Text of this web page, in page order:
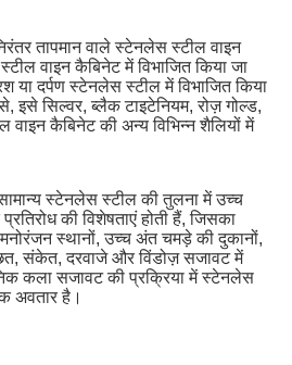
तापमान वाले स्टेनलेस स्टील वाइन
वाइन कैबिनेट में विभाजित किया जा
या दर्पण स्टेनलेस स्टील में विभाजित किया
इसे सिल्वर, ब्लैक टाइटेनियम, रोज़ गोल्ड,
कैबिनेट की अन्य विभिन्न शैलियों में
स्टेनलेस स्टील की तुलना में उच्च
की विशेषताएं होती हैं, जिसका
स्थानों, उच्च अंत चमड़े की दुकानों,
संकेत, दरवाजे और विंडोज़ सजावट में
कला सजावट की प्रक्रिया में स्टेनलेस
अवतार है।